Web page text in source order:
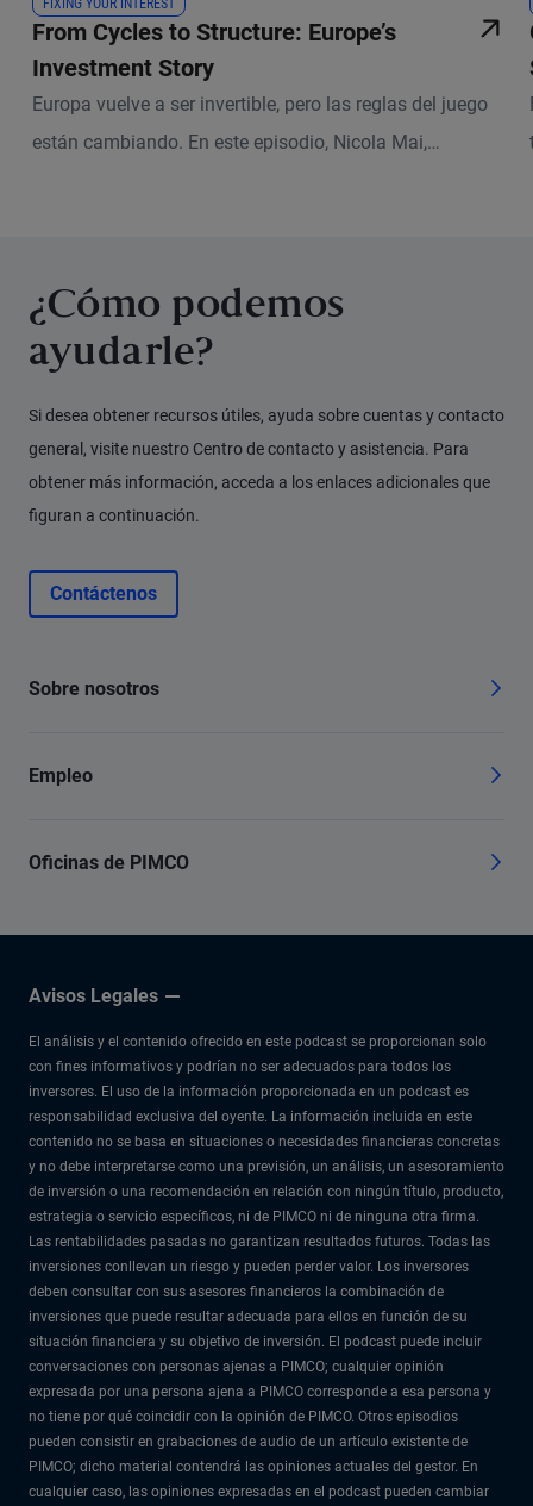
From Cycles to Structure: Europe’s
Investment Story
Europa vuelve a ser invertible, pero las reglas del juego
están cambiando. En este episodio, Nicola Mai,
económico europeo y dónde pueden encontrar valor
ahora los inversores.
¿Cómo podemos
ayudarle?
Si desea obtener recursos útiles, ayuda sobre cuentas y contacto
general, visite nuestro Centro de contacto y asistencia. Para
obtener más información, acceda a los enlaces adicionales que
figuran a continuación.
Contáctenos
Sobre nosotros
Empleo
Oficinas de PIMCO
Avisos Legales
El análisis y el contenido ofrecido en este podcast se proporcionan solo
con fines informativos y podrían no ser adecuados para todos los
inversores. El uso de la información proporcionada en un podcast es
responsabilidad exclusiva del oyente. La información incluida en este
contenido no se basa en situaciones o necesidades financieras concretas
y no debe interpretarse como una previsión, un análisis, un asesoramiento
de inversión o una recomendación en relación con ningún título, producto,
estrategia o servicio específicos, ni de PIMCO ni de ninguna otra firma.
Las rentabilidades pasadas no garantizan resultados futuros. Todas las
inversiones conllevan un riesgo y pueden perder valor. Los inversores
deben consultar con sus asesores financieros la combinación de
inversiones que puede resultar adecuada para ellos en función de su
situación financiera y su objetivo de inversión. El podcast puede incluir
conversaciones con personas ajenas a PIMCO; cualquier opinión
expresada por una persona ajena a PIMCO corresponde a esa persona y
no tiene por qué coincidir con la opinión de PIMCO. Otros episodios
pueden consistir en grabaciones de audio de un artículo existente de
PIMCO; dicho material contendrá las opiniones actuales del gestor. En
cualquier caso, las opiniones expresadas en el podcast pueden cambiar